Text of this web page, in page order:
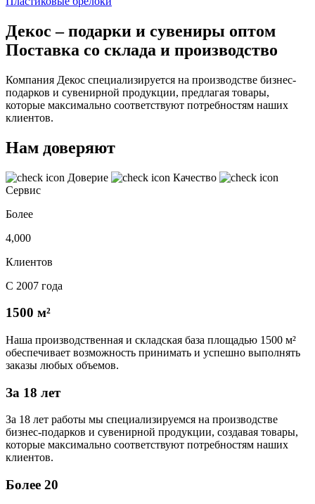
Декос – подарки и сувениры оптом
Поставка со склада и производство
Компания Декос специализируется на производстве бизнес-
подарков и сувенирной продукции, предлагая товары,
которые максимально соответствуют потребностям наших
клиентов.
Нам доверяют
Доверие
Качество
Сервис
Более
4,000
Клиентов
С 2007 года
1500 м²
Наша производственная и складская база площадью 1500 м²
обеспечивает возможность принимать и успешно выполнять
заказы любых объемов.
За 18 лет
За 18 лет работы мы специализируемся на производстве
бизнес-подарков и сувенирной продукции, создавая товары,
которые максимально соответствуют потребностям наших
клиентов.
Более 20